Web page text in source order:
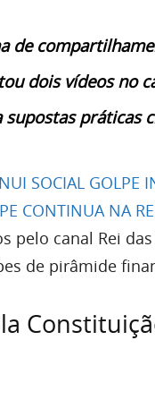
de
dois vídeos no
supostas práticas
NUI SOCIAL GOLPE
CONTINUA NA
pelo canal Rei das
de pirâmide